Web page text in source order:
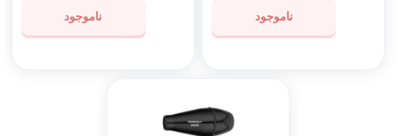
ناموجود ناموجود